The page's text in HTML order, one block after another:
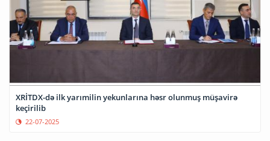
XRİTDX-də ilk yarımilin yekunlarına həsr olunmuş müşavirə
keçirilib
22-07-2025